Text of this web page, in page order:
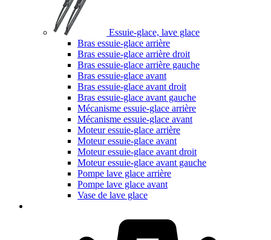
Essuie-glace, lave glace
Bras essuie-glace arrière
Bras essuie-glace arrière droit
Bras essuie-glace arrière gauche
Bras essuie-glace avant
Bras essuie-glace avant droit
Bras essuie-glace avant gauche
Mécanisme essuie-glace arrière
Mécanisme essuie-glace avant
Moteur essuie-glace arrière
Moteur essuie-glace avant
Moteur essuie-glace avant droit
Moteur essuie-glace avant gauche
Pompe lave glace arrière
Pompe lave glace avant
Vase de lave glace